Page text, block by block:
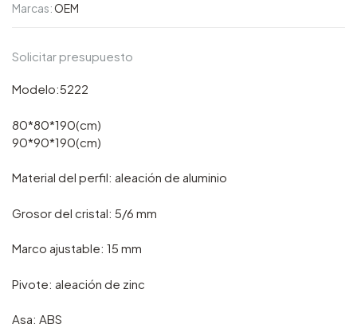
Marcas:OEM
Solicitar presupuesto
Modelo:5222
80*80*190(cm)
90*90*190(cm)
Material del perfil: aleación de aluminio
Grosor del cristal: 5/6 mm
Marco ajustable: 15 mm
Pivote: aleación de zinc
Asa: ABS